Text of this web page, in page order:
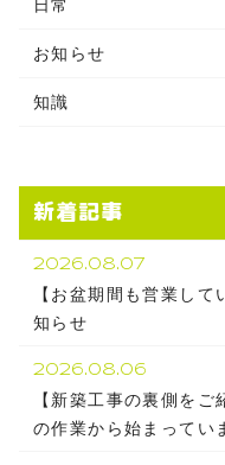
日常
お知らせ
知識
新着記事
2026.08.07
【お盆期間も営業し
知らせ
2026.08.06
【新築工事の裏側を
の作業から始まってい